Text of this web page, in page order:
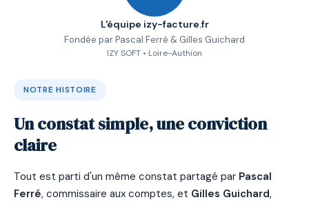
NOTRE HISTOIRE
Un constat simple, une conviction
claire
Tout est parti d'un même constat partagé par Pascal
Ferré, commissaire aux comptes, et Gilles Guichard,
L'équipe izy-facture.fr
Fondée par Pascal Ferré & Gilles Guichard
IZY SOFT • Loire-Authion